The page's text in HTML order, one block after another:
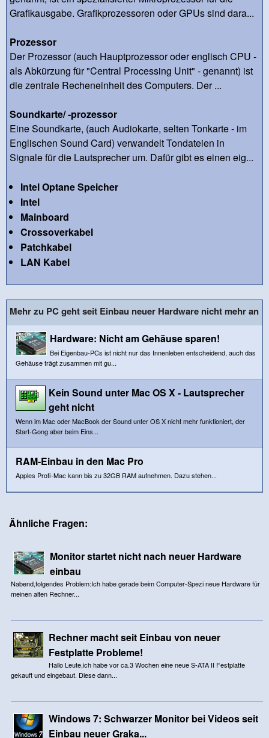
Grafikausgabe. Grafikprozessoren oder GPUs sind dara...
Prozessor
Der Prozessor (auch Hauptprozessor oder englisch CPU -
als Abkürzung für "Central Processing Unit" - genannt) ist
die zentrale Recheneinheit des Computers. Der ...
Soundkarte/ -prozessor
Eine Soundkarte, (auch Audiokarte, selten Tonkarte - im
Englischen Sound Card) verwandelt Tondateien in
Signale für die Lautsprecher um. Dafür gibt es einen eig...
Intel Optane Speicher
Intel
Mainboard
Crossoverkabel
Patchkabel
LAN Kabel
Mehr zu PC geht seit Einbau neuer Hardware nicht mehr an
Hardware: Nicht am Gehäuse sparen!
Bei Eigenbau-PCs ist nicht nur das Innenleben entscheidend, auch das
Gehäuse trägt zusammen mit gu...
Kein Sound unter Mac OS X - Lautsprecher
geht nicht
Wenn im Mac oder MacBook der Sound unter OS X nicht mehr funktioniert, der
Start-Gong aber beim Eins...
RAM-Einbau in den Mac Pro
Apples Profi-Mac kann bis zu 32GB RAM aufnehmen. Dazu stehen...
Ähnliche Fragen:
Monitor startet nicht nach neuer Hardware
einbau
Nabend,folgendes Problem:Ich habe gerade beim Computer-Spezi neue Hardware für
meinen alten Rechner...
Rechner macht seit Einbau von neuer
Festplatte Probleme!
Hallo Leute,ich habe vor ca.3 Wochen eine neue S-ATA II Festplatte
gekauft und eingebaut. Diese dann...
Windows 7: Schwarzer Monitor bei Videos seit
Einbau neuer Graka...